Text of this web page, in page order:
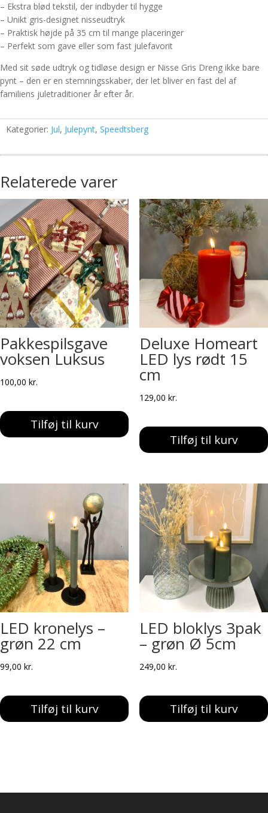
– Ekstra blød tekstil, der indbyder til hygge
– Unikt gris-designet nisseudtryk
– Praktisk højde på 35 cm til mange placeringer
– Perfekt som gave eller som fast julefavorit
Med sit søde udtryk og tidløse design er Nisse Gris Dreng ikke bare
pynt – den er en stemningsskaber, der let bliver en fast del af
familiens juletraditioner år efter år.
Kategorier: Jul, Julepynt, Speedtsberg
Relaterede varer
Pakkespilsgave
voksen Luksus
100,00 kr.
Tilføj til kurv
Deluxe Homeart
LED lys rødt 15
cm
129,00 kr.
Tilføj til kurv
LED kronelys –
grøn 22 cm
99,00 kr.
Tilføj til kurv
LED bloklys 3pak
– grøn Ø 5cm
249,00 kr.
Tilføj til kurv